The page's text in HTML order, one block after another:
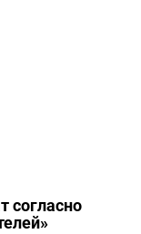
согласно